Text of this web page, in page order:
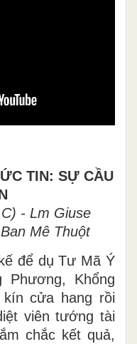
TIN: SỰ CẦU
- Lm Giuse
Mê Thuột
để dụ Tư Mã Ý
Phương, Khổng
cửa hang rồi
viên tướng tài
chắc kết quả,